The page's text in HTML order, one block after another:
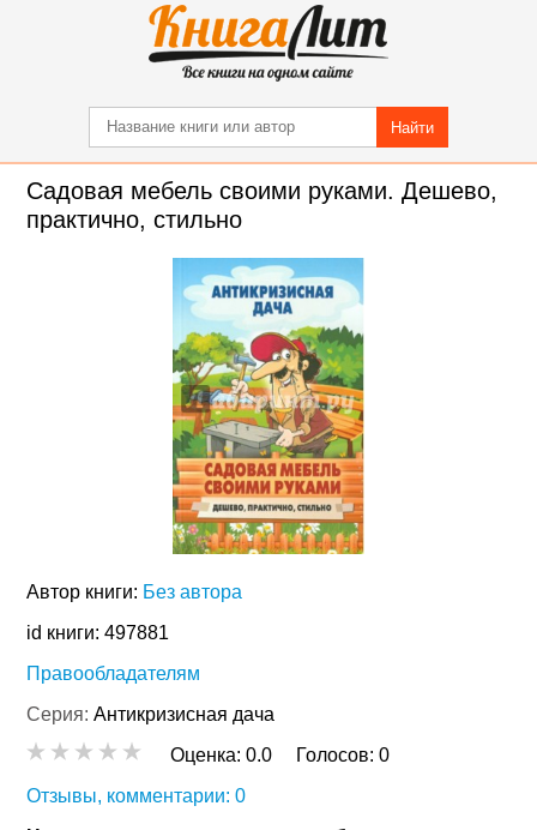
Найти
Садовая мебель своими руками. Дешево,
практично, стильно
Автор книги: Без автора
id книги: 497881
Правообладателям
Серия:Антикризисная дача
Оценка:0.0 Голосов:0
Отзывы, комментарии: 0